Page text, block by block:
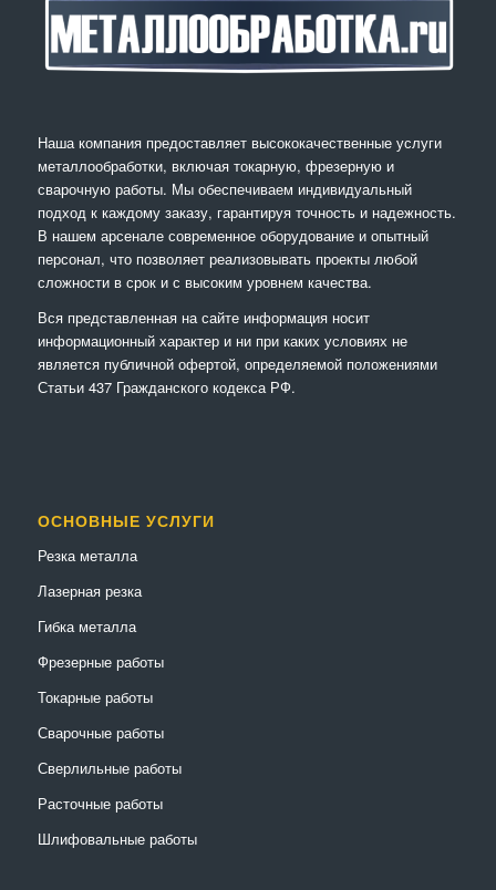
Наша компания предоставляет высококачественные услуги
металлообработки, включая токарную, фрезерную и
сварочную работы. Мы обеспечиваем индивидуальный
подход к каждому заказу, гарантируя точность и надежность.
В нашем арсенале современное оборудование и опытный
персонал, что позволяет реализовывать проекты любой
сложности в срок и с высоким уровнем качества.
Вся представленная на сайте информация носит
информационный характер и ни при каких условиях не
является публичной офертой, определяемой положениями
Статьи 437 Гражданского кодекса РФ.
ОСНОВНЫЕ УСЛУГИ
Резка металла
Лазерная резка
Гибка металла
Фрезерные работы
Токарные работы
Сварочные работы
Сверлильные работы
Расточные работы
Шлифовальные работы